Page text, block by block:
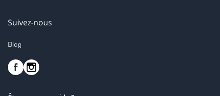
Suivez-nous
Blog